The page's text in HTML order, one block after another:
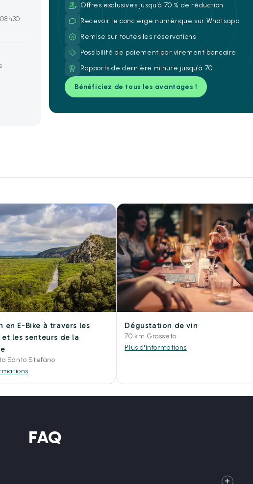
Offres exclusives jusqu'à 70 % de réduction
Recevoir le concierge numérique sur Whatsapp
Remise sur toutes les réservations
Possibilité de paiement par virement bancaire
Rapports de dernière minute jusqu'à 70
Bénéficiez de tous les avantages !
en E-Bike à travers les
les senteurs de la
Santo Stefano
Dégustation de vin
70 km Grosseto
Plus d'informations
FAQ